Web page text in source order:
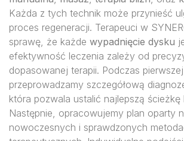
Każda z tych technik może przynieść
proces regeneracji. Terapeuci w
sprawę, że każde wypadnięcie dysku
efektywność leczenia zależy od
dopasowanej terapii. Podczas
przeprowadzamy szczegółową
która pozwala ustalić najlepszą ścieżkę
Następnie, opracowujemy plan oparty
nowoczesnych i sprawdzonych